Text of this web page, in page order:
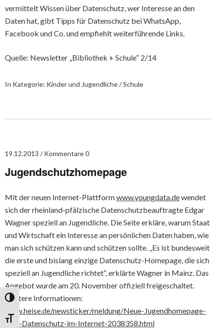
Umschalten auf hohe Kontraste
Schrift vergrößern
vermittelt Wissen über Datenschutz, wer Interesse an den
Daten hat, gibt Tipps für Datenschutz bei WhatsApp,
Facebook und Co. und empfiehlt weiterführende Links.
Quelle: Newsletter „Bibliothek + Schule“ 2/14
In Kategorie: Kinder und Jugendliche / Schule
19.12.2013 Kommentare 0
Jugendschutzhomepage
Mit der neuen Internet-Plattformwww.youngdata.dewendet
sich der rheinland-pfälzische Datenschutzbeauftragte Edgar
Wagner speziell an Jugendliche. Die Seite erkläre, warum Staat
und Wirtschaft ein Interesse an persönlichen Daten haben, wie
man sich schützen kann und schützen sollte. „Es ist bundesweit
die erste und bislang einzige Datenschutz-Homepage, die sich
speziell an Jugendliche richtet“, erklärte Wagner in Mainz. Das
Angebot wurde am 20. November offiziell freigeschaltet.
Weitere Informationen:
www.heise.de/newsticker/meldung/Neue-Jugendhomepage-
zum-Datenschutz-im-Internet-2038358.html